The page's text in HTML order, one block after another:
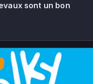
sont un bon